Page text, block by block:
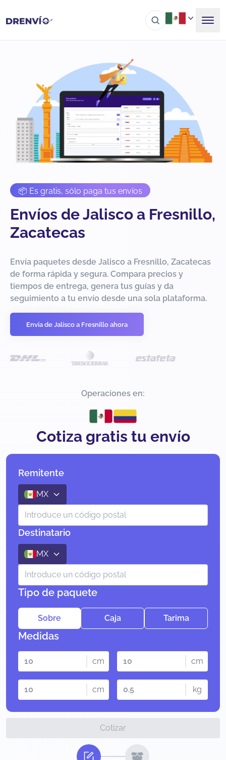
📦 Es gratis, sólo paga tus envíos
Envíos de Jalisco a Fresnillo,
Zacatecas
Envía paquetes desde Jalisco a Fresnillo, Zacatecas
de forma rápida y segura. Compara precios y
tiempos de entrega, genera tus guías y da
seguimiento a tu envío desde una sola plataforma.
Envía de Jalisco a Fresnillo ahora
Operaciones en:
Cotiza gratis tu envío
Remitente
MX
Destinatario
MX
Tipo de paquete
Sobre Caja Tarima
Medidas
cm cm
cm kg
Cotizar